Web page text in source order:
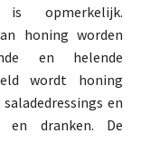
opmerkelijk.
honing worden
en helende
wordt honing
en
en dranken. De